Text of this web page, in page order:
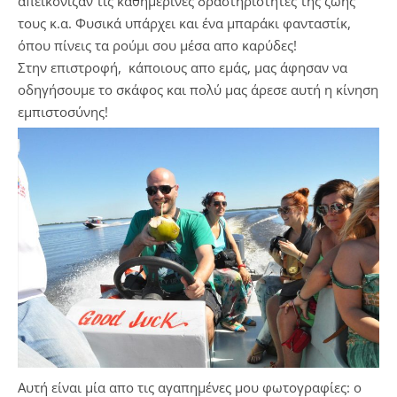
τους κ.α. Φυσικά υπάρχει και ένα μπαράκι φανταστίκ,
όπου πίνεις τα ρούμι σου μέσα απο καρύδες!
Στην επιστροφή, κάποιους απο εμάς, μας άφησαν να
οδηγήσουμε το σκάφος και πολύ μας άρεσε αυτή η κίνηση
εμπιστοσύνης!
Αυτή είναι μία απο τις αγαπημένες μου φωτογραφίες: ο